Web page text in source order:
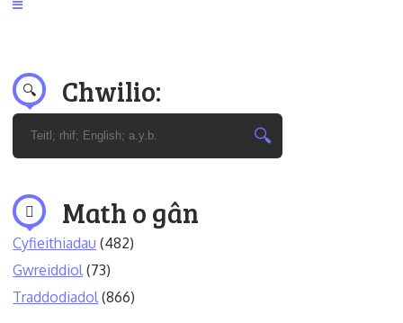
Chwilio:
Math o gân
Cyfieithiadau (482)
Gwreiddiol (73)
Traddodiadol (866)